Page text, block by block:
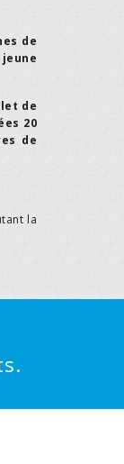
de
de
20
de
la